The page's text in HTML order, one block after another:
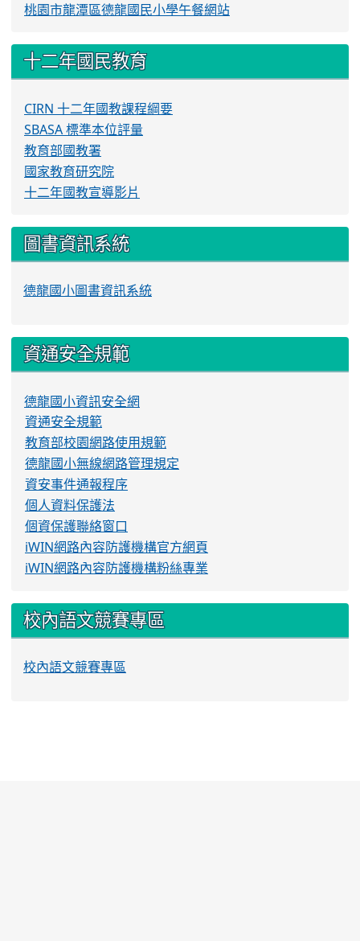
桃園市龍潭區德龍國民小學午餐網站
十二年國民教育
CIRN 十二年國教課程綱要
SBASA 標準本位評量
教育部國教署
國家教育研究院
十二年國教宣導影片
圖書資訊系統
德龍國小圖書資訊系統
資通安全規範
德龍國小資訊安全網
資通安全規範
教育部校園網路使用規範
德龍國小無線網路管理規定
資安事件通報程序
個人資料保護法
個資保護聯絡窗口
iWIN網路內容防護機構官方網頁
iWIN網路內容防護機構粉絲專業
校內語文競賽專區
校內語文競賽專區